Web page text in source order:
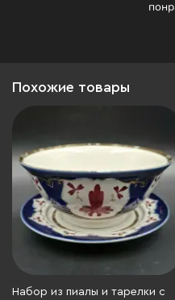
Похожие товары
Набор из пиалы и тарелки с